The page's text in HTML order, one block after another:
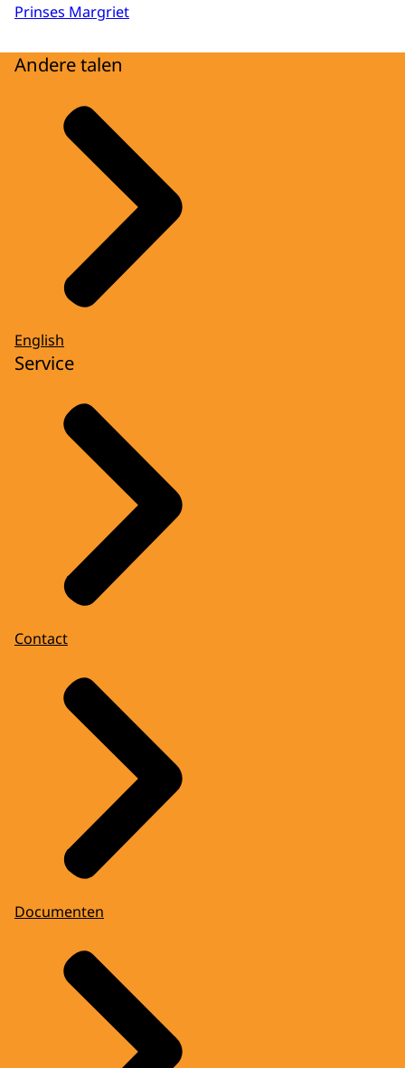
Prinses Margriet
Andere talen
English
Service
Contact
Documenten